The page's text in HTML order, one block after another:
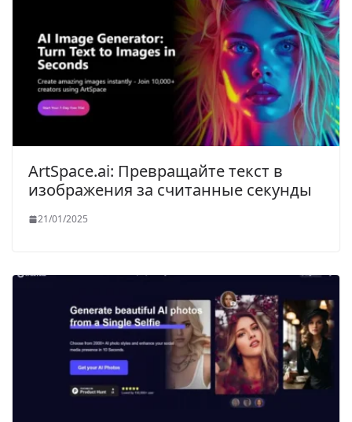
ArtSpace.ai: Превращайте текст в
изображения за считанные секунды
21/01/2025